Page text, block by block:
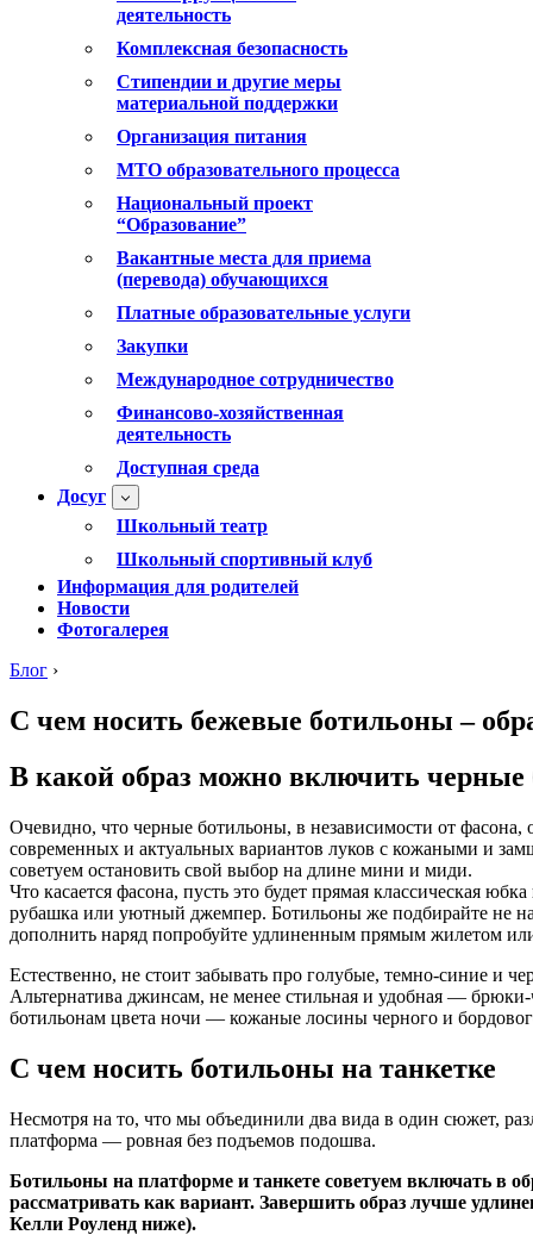
деятельность
Комплексная безопасность
Стипендии и другие меры
материальной поддержки
Организация питания
МТО образовательного процесса
Национальный проект
“Образование”
Вакантные места для приема
(перевода) обучающихся
Платные образовательные услуги
Закупки
Международное сотрудничество
Финансово-хозяйственная
деятельность
Доступная среда
Досуг
Школьный театр
Школьный спортивный клуб
Информация для родителей
Новости
Фотогалерея
Блог ›
С чем носить бежевые ботильоны –
В какой образ можно включить черные
Очевидно, что черные ботильоны, в независимости от фасона,
современных и актуальных вариантов луков с кожаными и
советуем остановить свой выбор на длине мини и миди.
Что касается фасона, пусть это будет прямая классическая
рубашка или уютный джемпер. Ботильоны же подбирайте не
дополнить наряд попробуйте удлиненным прямым жилетом
Естественно, не стоит забывать про голубые, темно-синие
Альтернатива джинсам, не менее стильная и удобная —
ботильонам цвета ночи — кожаные лосины черного и
С чем носить ботильоны на танкетке
Несмотря на то, что мы объединили два вида в один сюжет,
платформа — ровная без подъемов подошва.
Ботильоны на платформе и танкете советуем включать в
рассматривать как вариант. Завершить образ лучше
Келли Роуленд ниже).